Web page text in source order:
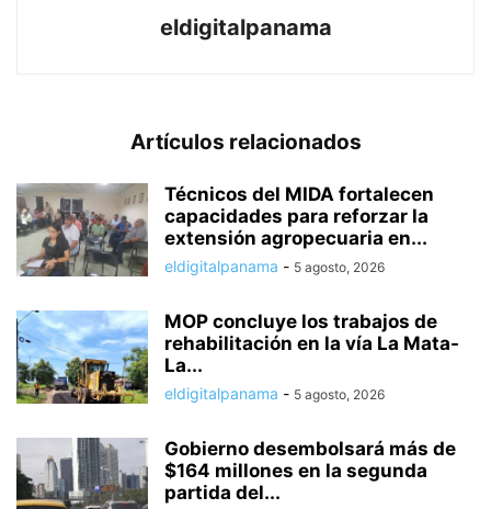
eldigitalpanama
Artículos relacionados
Técnicos del MIDA fortalecen
capacidades para reforzar la
extensión agropecuaria en...
eldigitalpanama - 5 agosto, 2026
MOP concluye los trabajos de
rehabilitación en la vía La Mata-
La...
eldigitalpanama - 5 agosto, 2026
Gobierno desembolsará más de
$164 millones en la segunda
partida del...